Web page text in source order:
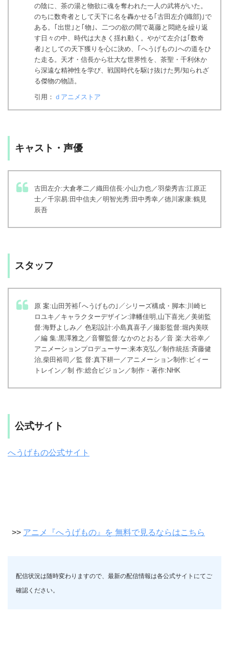
の陰に、茶の湯と物欲に魂を奪われた一人の武将がいた。
のちに数奇者として天下に名を轟かせる｢古田左介(織部)｣で
ある。｢出世｣と｢物｣、二つの欲の間で葛藤と悶絶を繰り返
す日々の中、時代は大きく揺れ動く。やがて左介は｢数奇
者｣としての天下獲りを心に決め、｢へうげもの｣への道をひ
た走る。天才・信長から壮大な世界性を、茶聖・千利休か
ら深遠な精神性を学び、戦国時代を駆け抜けた男/知られざ
る傑物の物語。
引用： ｄアニメストア
キャスト・声優
古田左介:大倉孝二／織田信長:小山力也／羽柴秀吉:江原正
士／千宗易:田中信夫／明智光秀:田中秀幸／徳川家康:鶴見
辰吾
スタッフ
原 案:山田芳裕｢へうげもの｣／シリーズ構成・脚本:川崎ヒ
ロユキ／キャラクターデザイン:津幡佳明,山下喜光／美術監
督:海野よしみ／ 色彩設計:小島真喜子／撮影監督:堀内美咲
／編 集:黒澤雅之／音響監督:なかのとおる／音 楽:大谷幸／
アニメーションプロデューサー:来本克弘／制作統括:斉藤健
治,柴田裕司／監 督:真下耕一／アニメーション制作:ビィー
トレイン／制 作:総合ビジョン／制作・著作:NHK
公式サイト
へうげもの公式サイト
>> アニメ『へうげもの』を 無料で見るならはこちら
配信状況は随時変わりますので、最新の配信情報は各公式サイトにてご
確認ください。